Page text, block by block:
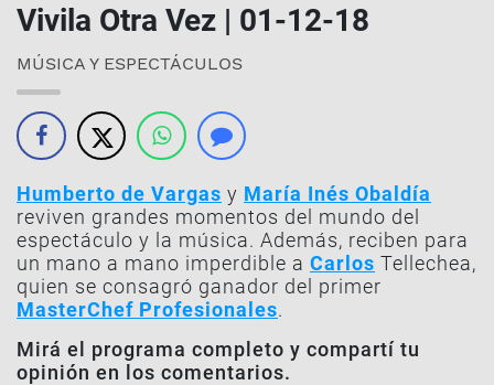
Vivila Otra Vez | 01-12-18
MÚSICA Y ESPECTÁCULOS
Humberto de Vargas y María Inés Obaldía
reviven grandes momentos del mundo del
espectáculo y la música. Además, reciben para
un mano a mano imperdible a Carlos Tellechea,
quien se consagró ganador del primer
MasterChef Profesionales.
Mirá el programa completo y compartí tu
opinión en los comentarios.